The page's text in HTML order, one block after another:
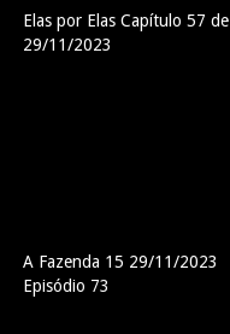
Elas por Elas Capítulo 57 de
29/11/2023
A Fazenda 15 29/11/2023
Episódio 73